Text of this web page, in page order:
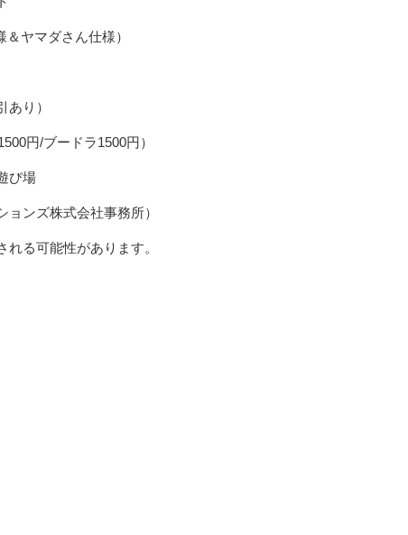
ヤマダさん仕様）
あり）
円/ブードラ1500円）
び場
ョンズ株式会社事務所）
る可能性があります。